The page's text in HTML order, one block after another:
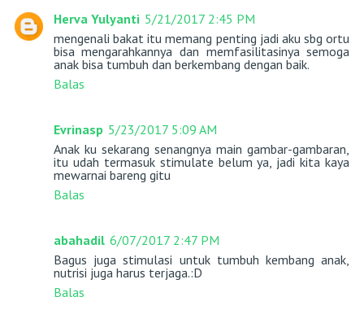
Herva Yulyanti 5/21/2017 2:45 PM
mengenali bakat itu memang penting jadi aku sbg ortu
bisa mengarahkannya dan memfasilitasinya semoga
anak bisa tumbuh dan berkembang dengan baik.
Balas
Evrinasp 5/23/2017 5:09 AM
Anak ku sekarang senangnya main gambar-gambaran,
itu udah termasuk stimulate belum ya, jadi kita kaya
mewarnai bareng gitu
Balas
abahadil 6/07/2017 2:47 PM
Bagus juga stimulasi untuk tumbuh kembang anak,
nutrisi juga harus terjaga.:D
Balas